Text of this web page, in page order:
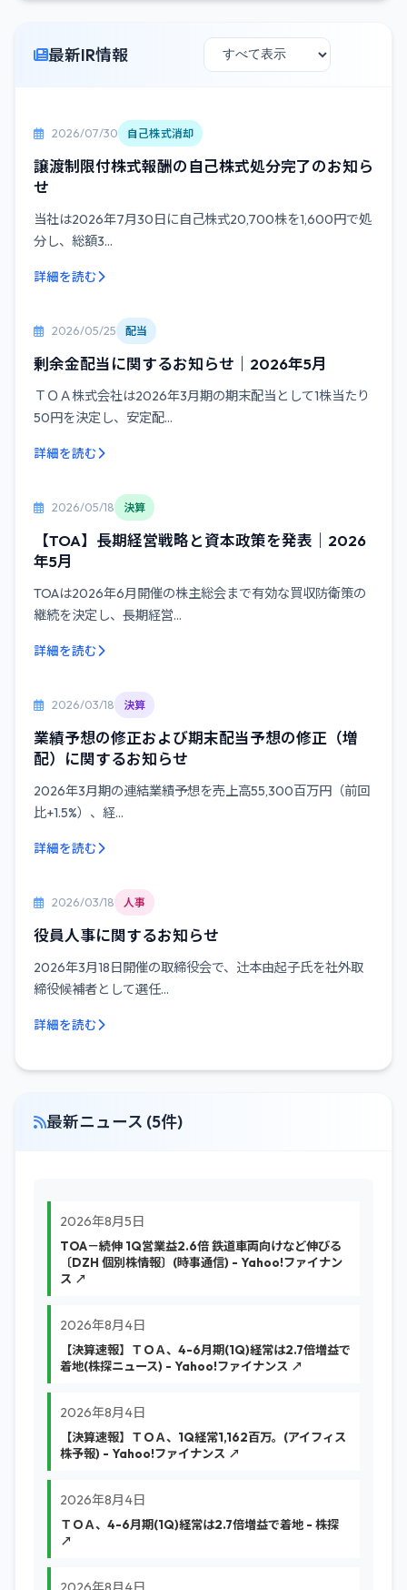
最新IR情報
2026/07/30 自己株式消却
譲渡制限付株式報酬の自己株式処分完了のお知ら
せ
当社は2026年7月30日に自己株式20,700株を1,600円で処
分し、総額3...
詳細を読む
2026/05/25 配当
剰余金配当に関するお知らせ｜2026年5月
ＴＯＡ株式会社は2026年3月期の期末配当として1株当たり
50円を決定し、安定配...
詳細を読む
2026/05/18 決算
【TOA】長期経営戦略と資本政策を発表｜2026
年5月
TOAは2026年6月開催の株主総会まで有効な買収防衛策の
継続を決定し、長期経営...
詳細を読む
2026/03/18 決算
業績予想の修正および期末配当予想の修正（増
配）に関するお知らせ
2026年3月期の連結業績予想を売上高55,300百万円（前回
比+1.5%）、経...
詳細を読む
2026/03/18 人事
役員人事に関するお知らせ
2026年3月18日開催の取締役会で、辻󠄀本由起子氏を社外取
締役候補者として選任...
詳細を読む
最新ニュース (5件)
2026年8月5日
TOA－続伸 1Q営業益2.6倍 鉄道車両向けなど伸びる
〔DZH 個別株情報〕(時事通信) - Yahoo!ファイナン
ス ↗
2026年8月4日
【決算速報】ＴＯＡ、4-6月期(1Q)経常は2.7倍増益で
着地(株探ニュース) - Yahoo!ファイナンス ↗
2026年8月4日
【決算速報】ＴＯＡ、1Q経常1,162百万。(アイフィス
株予報) - Yahoo!ファイナンス ↗
2026年8月4日
ＴＯＡ、4-6月期(1Q)経常は2.7倍増益で着地 - 株探
↗